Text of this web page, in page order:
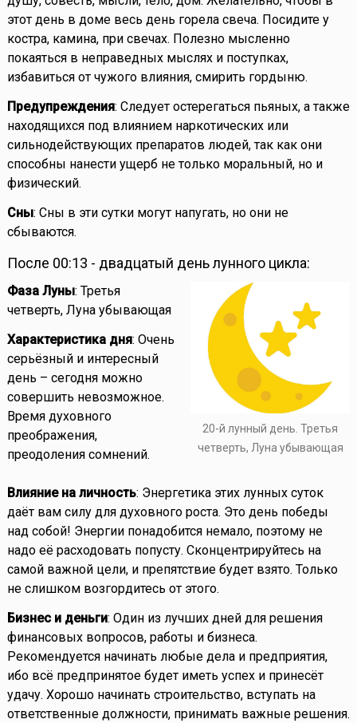
этот день в доме весь день горела свеча. Посидите у
костра, камина, при свечах. Полезно мысленно
покаяться в неправедных мыслях и поступках,
избавиться от чужого влияния, смирить гордыню.
Предупреждения: Следует остерегаться пьяных, а также
находящихся под влиянием наркотических или
сильнодействующих препаратов людей, так как они
способны нанести ущерб не только моральный, но и
физический.
Сны: Сны в эти сутки могут напугать, но они не
сбываются.
После 00:13 - двадцатый день лунного цикла:
20-й лунный день. Третья
четверть, Луна убывающая
Фаза Луны: Третья
четверть, Луна убывающая
Характеристика дня: Очень
серьёзный и интересный
день – сегодня можно
совершить невозможное.
Время духовного
преображения,
преодоления сомнений.
Влияние на личность: Энергетика этих лунных суток
даёт вам силу для духовного роста. Это день победы
над собой! Энергии понадобится немало, поэтому не
надо её расходовать попусту. Сконцентрируйтесь на
самой важной цели, и препятствие будет взято. Только
не слишком возгордитесь от этого.
Бизнес и деньги: Один из лучших дней для решения
финансовых вопросов, работы и бизнеса.
Рекомендуется начинать любые дела и предприятия,
ибо всё предпринятое будет иметь успех и принесёт
удачу. Хорошо начинать строительство, вступать на
ответственные должности, принимать важные решения.